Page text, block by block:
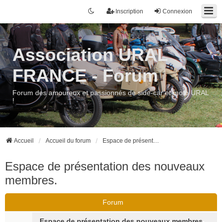
Connexion
Inscription
Association URAL
FRANCE - Forum
Forum des amoureux et passionnés de side-car et moto URAL
!
Accueil Accueil du forum Espace de présentation des nouveaux membres.
Espace de présentation des nouveaux
membres.
Forum